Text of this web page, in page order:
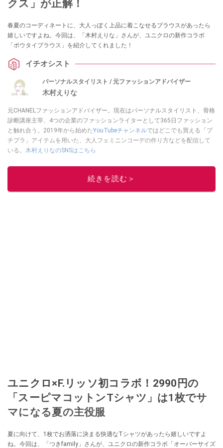
クス」が正解！
春夏のコーディネートに、大人っぽく上品に着こなせるブラウスがあったら
嬉しいですよね。今回は、「木村えりな」さんが、ユニクロの新作コラボ
「ボウタイブラウス」を紹介してくれました！
イチオシスト
パーソナルスタイリスト / 元ファッションアドバイザー
木村えりな
元CHANELファッションアドバイザー。現在はパーソナルスタイリスト、骨格
診断講座主宰、4つの企業のファッションライターとして365日ファッション
と触れ合う。2019年から始めたYouTubeチャンネルではどこでも買える「プ
チプラ」アイテムを用いた、大人フェミニンコーデの作り方などを配信して
いる。 木村えりなのSNSはこちら
このイチオシストの他の記事を読む
続きを読む＞
ユニクロ×F.リッソ初コラボ！2990円の
「スーピマコットンTシャツ」は1枚でサ
マになる夏の主役服
夏に向けて、1枚でお洒落に決まる快適なTシャツがあったら嬉しいですよ
ね。今回は、「つきfamily」さんが、ユニクロの新作コラボ「オーバーサイズ